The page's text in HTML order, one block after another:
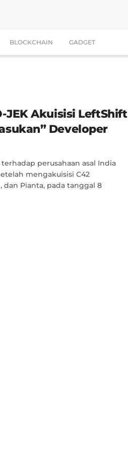
BLOCKCHAIN GADGET
JEK Akuisisi LeftShift
Developer
terhadap perusahaan asal India
mengakuisisi C42
Pianta, pada tanggal 8